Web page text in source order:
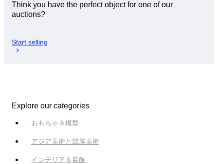
Think you have the perfect object for one of our
auctions?
Start selling
Explore our categories
おもちゃ＆模型
アジア美術と部族美術
インテリア＆装飾